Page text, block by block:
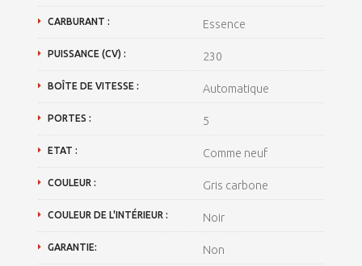
CARBURANT : Essence
PUISSANCE (CV) : 230
BOÎTE DE VITESSE : Automatique
PORTES : 5
ETAT : Comme neuf
COULEUR : Gris carbone
COULEUR DE L'INTÉRIEUR : Noir
GARANTIE: Non